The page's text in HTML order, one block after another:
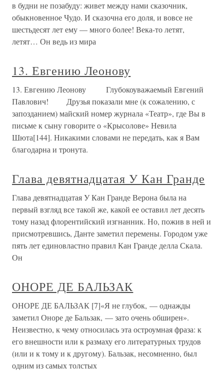
в будни не позабуду: живет между нами сказочник,
обыкновенное Чудо. И сказочна его доля, и вовсе не
шестьдесят лет ему — много более! Века-то летят,
летят… Он ведь из мира
13. Евгению Леонову
13. Евгению Леонову Глубокоуважаемый Евгений
Павлович! Друзья показали мне (к сожалению, с
запозданием) майский номер журнала «Театр», где Вы в
письме к сыну говорите о «Крысолове» Невила
Шюта[144]. Никакими словами не передать, как я Вам
благодарна и тронута.
Глава девятнадцатая У Кан Гранде
Глава девятнадцатая У Кан Гранде Верона была на
первый взгляд все такой же, какой ее оставил лет десять
тому назад флорентийский изгнанник. Но, пожив в ней и
присмотревшись, Данте заметил перемены. Городом уже
пять лет единовластно правил Кан Гранде делла Скала.
Он
ОНОРЕ ДЕ БАЛЬЗАК
ОНОРЕ ДЕ БАЛЬЗАК [7]«Я не глубок, — однажды
заметил Оноре де Бальзак, — зато очень обширен».
Неизвестно, к чему относилась эта остроумная фраза: к
его внешности или к размаху его литературных трудов
(или и к тому и к другому). Бальзак, несомненно, был
одним из самых толстых